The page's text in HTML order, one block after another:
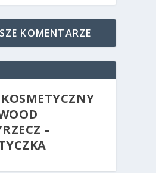
KOMENTARZE
–